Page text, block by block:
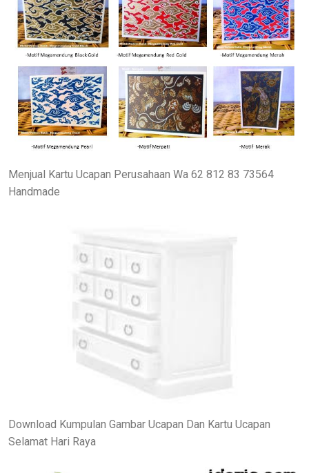
Menjual Kartu Ucapan Perusahaan Wa 62 812 83 73564
Handmade
Download Kumpulan Gambar Ucapan Dan Kartu Ucapan
Selamat Hari Raya